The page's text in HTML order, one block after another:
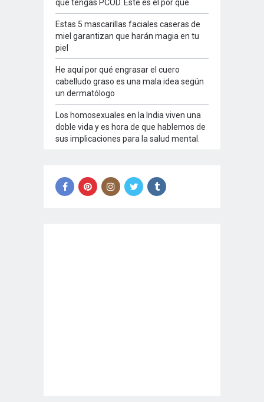
que tengas PCOD. Este es el por qué
Estas 5 mascarillas faciales caseras de
miel garantizan que harán magia en tu
piel
He aquí por qué engrasar el cuero
cabelludo graso es una mala idea según
un dermatólogo
Los homosexuales en la India viven una
doble vida y es hora de que hablemos de
sus implicaciones para la salud mental.